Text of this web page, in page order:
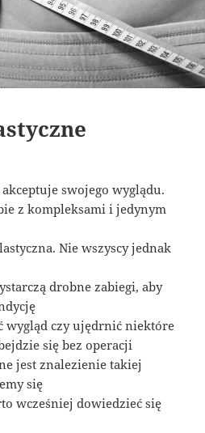
swojego wyglądu.
z kompleksami i jedynym
Nie wszyscy jednak
drobne zabiegi, aby
wygląd czy ujędrnić niektóre
się bez operacji
jest znalezienie takiej
się
wcześniej dowiedzieć się